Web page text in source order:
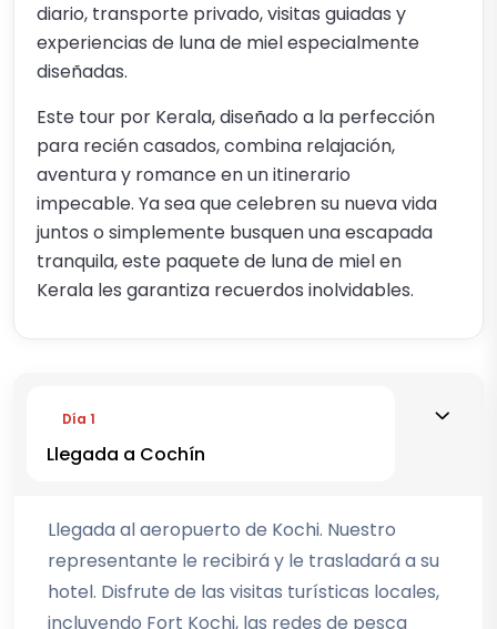
diario, transporte privado, visitas guiadas y
experiencias de luna de miel especialmente
diseñadas.
Este tour por Kerala, diseñado a la perfección
para recién casados, combina relajación,
aventura y romance en un itinerario
impecable. Ya sea que celebren su nueva vida
juntos o simplemente busquen una escapada
tranquila, este paquete de luna de miel en
Kerala les garantiza recuerdos inolvidables.
Día 1
Llegada a Cochín
Llegada al aeropuerto de Kochi. Nuestro
representante le recibirá y le trasladará a su
hotel. Disfrute de las visitas turísticas locales,
incluyendo Fort Kochi, las redes de pesca